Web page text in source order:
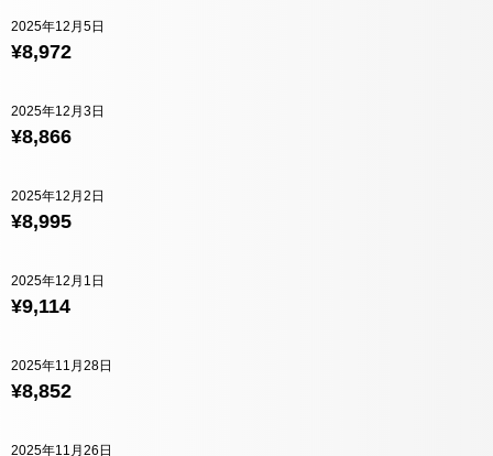
¥8,972
2025年12月5日
¥8,866
2025年12月3日
¥8,995
2025年12月2日
¥9,114
2025年12月1日
¥8,852
2025年11月28日
2025年11月26日